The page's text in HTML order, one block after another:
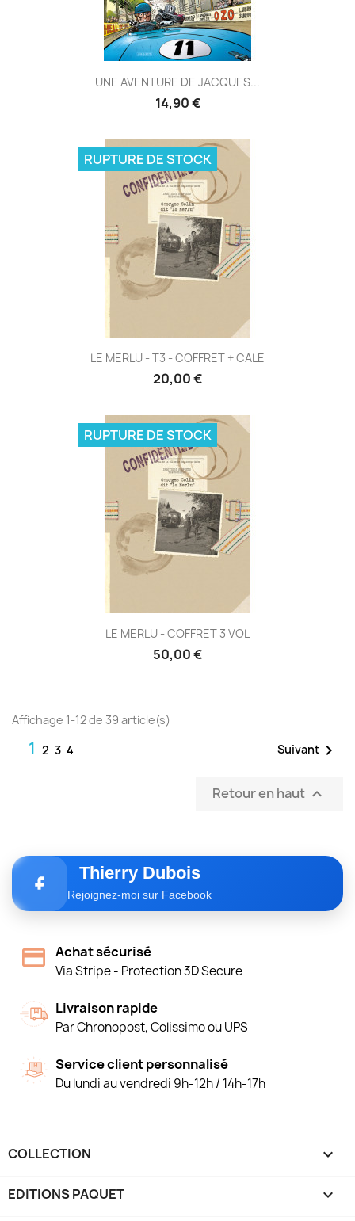
UNE AVENTURE DE JACQUES...
14,90 €
LE MERLU - T3 - COFFRET + CALE
20,00 €
RUPTURE DE STOCK
LE MERLU - COFFRET 3 VOL
50,00 €
RUPTURE DE STOCK
Affichage 1-12 de 39 article(s)
1 2 3 4 Suivant 
Retour en haut 
Thierry Dubois
Rejoignez-moi sur Facebook
Achat sécurisé
Via Stripe - Protection 3D Secure
Livraison rapide
Par Chronopost, Colissimo ou UPS
Service client personnalisé
Du lundi au vendredi 9h-12h / 14h-17h
COLLECTION 
EDITIONS PAQUET 